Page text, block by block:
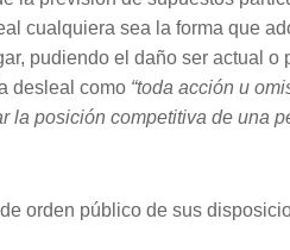
cualquiera sea la forma que
pudiendo el daño ser actual o
desleal como “toda acción u
la posición competitiva de una
orden público de sus